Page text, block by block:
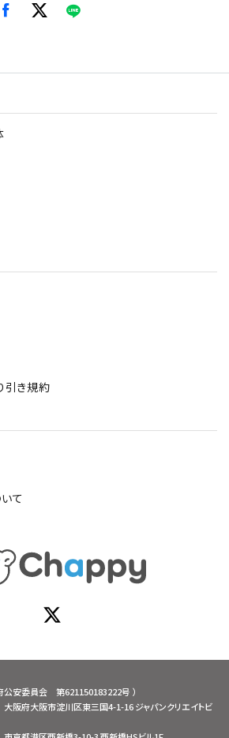
引き規約
て
安委員会 第621150183222号 ）
阪府大阪市淀川区東三国4-1-16 ジャパンクリエイトビ